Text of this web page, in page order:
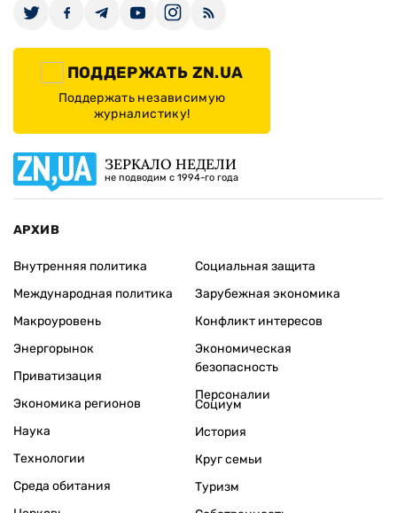
ПОДДЕРЖАТЬ ZN.UA
Поддержать независимую
журналистику!
ЗЕРКАЛО НЕДЕЛИ
не подводим с 1994-го года
АРХИВ
Внутренняя политика
Международная политика
Макроуровень
Энергорынок
Приватизация
Экономика регионов
Социальная защита
Зарубежная экономика
Конфликт интересов
Экономическая
безопасность
Персоналии
Наука
Технологии
Среда обитания
Социум
История
Круг семьи
Туризм